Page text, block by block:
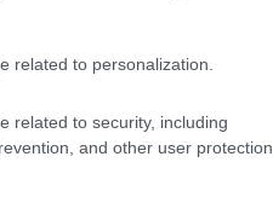
related to personalization.
related to security, including
and other user protection.